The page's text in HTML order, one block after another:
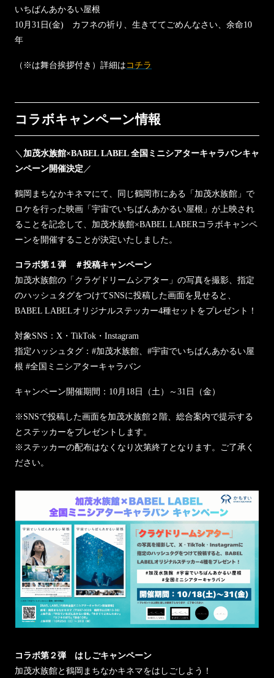
いちばんあかるい屋根
10月31日(金) カフネの祈り、生きててごめんなさい、余命10
年
（※は舞台挨拶付き）詳細はコチラ
コラボキャンペーン情報
＼ 加茂水族館×BABEL LABEL 全国ミニシアターキャラバンキャ
ンペーン開催決定／
鶴岡まちなかキネマにて、同じ鶴岡市にある「加茂水族館」で
ロケを行った映画「宇宙でいちばんあかるい屋根」が上映され
ることを記念して、加茂水族館×BABEL LABERコラボキャンペ
ーンを開催することが決定いたしました。
コラボ第１弾 ＃投稿キャンペーン
加茂水族館の「クラゲドリームシアター」の写真を撮影、指定
のハッシュタグをつけてSNSに投稿した画面を見せると、
BABEL LABELオリジナルステッカー4種セットをプレゼント！
対象SNS：X・TikTok・Instagram
指定ハッシュタグ：#加茂水族館、#宇宙でいちばんあかるい屋
根 #全国ミニシアターキャラバン
キャンペーン開催期間：10月18日（土）～31日（金）
※SNSで投稿した画面を加茂水族館２階、総合案内で提示する
とステッカーをプレゼントします。
※ステッカーの配布はなくなり次第終了となります。ご了承く
ださい。
コラボ第２弾 はしごキャンペーン
加茂水族館と鶴岡まちなかキネマをはしごしよう！